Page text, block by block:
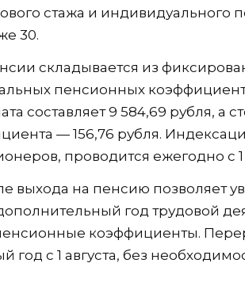
стажа и индивидуального
30.
складывается из
пенсионных
составляет 9 584,69 рубля, а
— 156,76 рубля.
проводится ежегодно с 1
выхода на пенсию позволяет
год трудовой
коэффициенты.
год с 1 августа, без